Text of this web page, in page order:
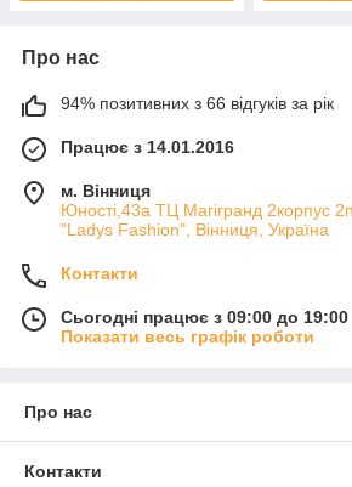
Про нас
94% позитивних з 66 відгуків за рік
Працює з 14.01.2016
м. Вінниця
Юності,43а ТЦ Магігранд 2корпус
"Ladys Fashion", Вінниця, Україна
Контакти
Сьогодні працює з 09:00 до 19:00
Показати весь графік роботи
Про нас
Контакти